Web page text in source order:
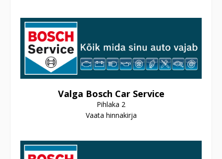
Valga Bosch Car Service
Pihlaka 2
Vaata hinnakirja